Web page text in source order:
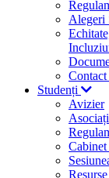
Alegeri
Studenți
Avizier